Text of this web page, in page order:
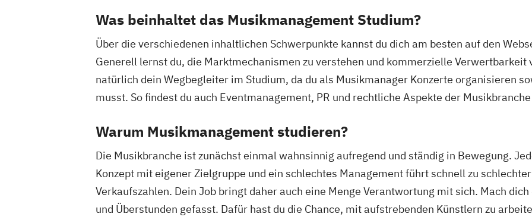
Was beinhaltet das Musikmanagement Studium?
Über die verschiedenen inhaltlichen Schwerpunkte kannst du dich am besten auf den
Generell lernst du, die Marktmechanismen zu verstehen und kommerzielle Verwertbarkeit
natürlich dein Wegbegleiter im Studium, da du als Musikmanager Konzerte organisieren
musst. So findest du auch Eventmanagement, PR und rechtliche Aspekte der
Warum Musikmanagement studieren?
Die Musikbranche ist zunächst einmal wahnsinnig aufregend und ständig in Bewegung.
Konzept mit eigener Zielgruppe und ein schlechtes Management führt schnell zu
Verkaufszahlen. Dein Job bringt daher auch eine Menge Verantwortung mit sich. Mach
und Überstunden gefasst. Dafür hast du die Chance, mit aufstrebenden Künstlern zu